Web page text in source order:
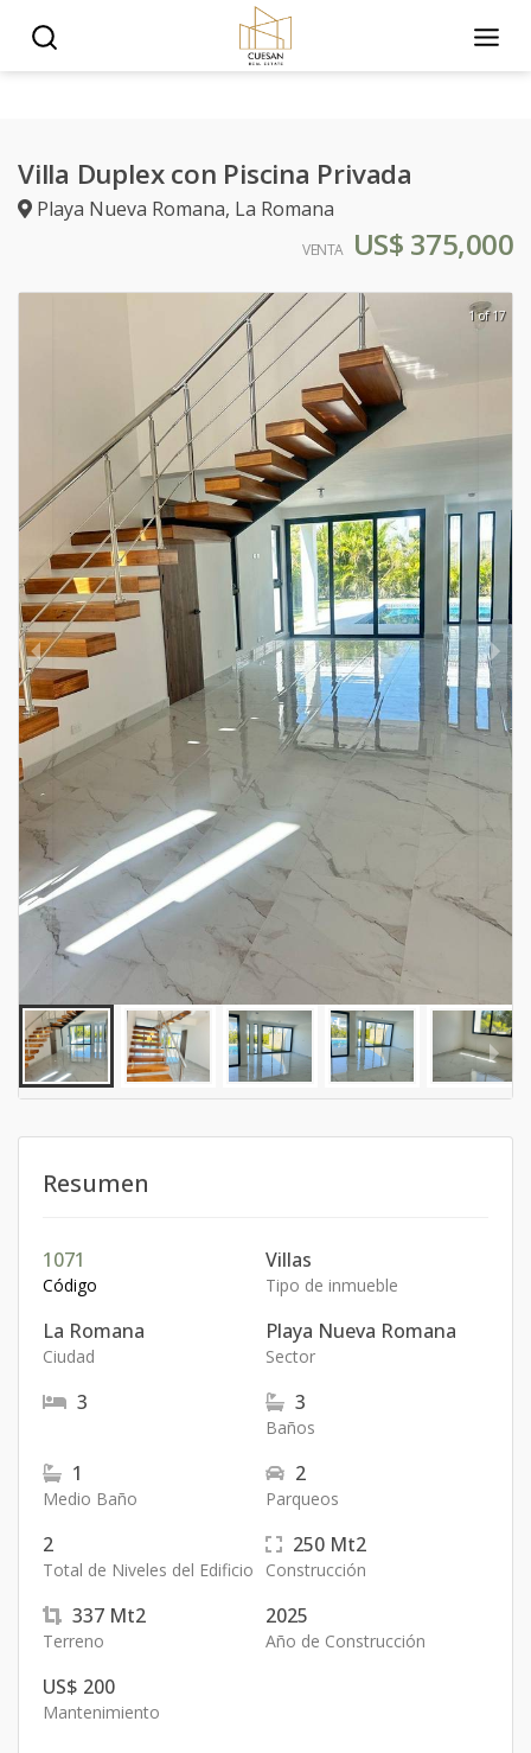
Villa Duplex con Piscina Privada
Playa Nueva Romana, La Romana
VENTA US$ 375,000
1 of 17
Resumen
1071
Código
Villas
Tipo de inmueble
La Romana
Ciudad
Playa Nueva Romana
Sector
3 3
Baños
1
Medio Baño
2
Parqueos
2
Total de Niveles del Edificio
250 Mt2
Construcción
337 Mt2
Terreno
2025
Año de Construcción
US$ 200
Mantenimiento